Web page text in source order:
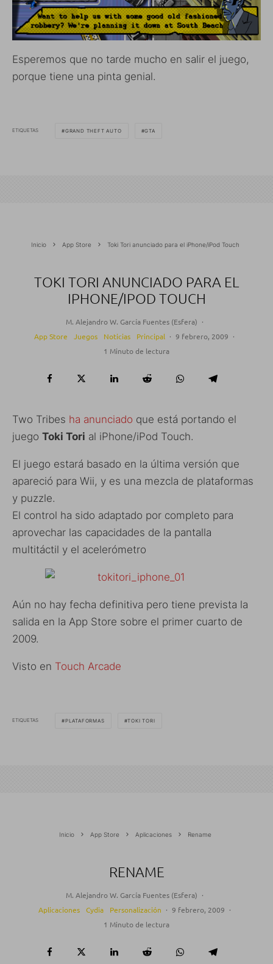
Esperemos que no tarde mucho en salir el juego,
porque tiene una pinta genial.
ETIQUETAS GRAND THEFT AUTO GTA
Inicio App Store Toki Tori anunciado para el iPhone/iPod Touch
TOKI TORI ANUNCIADO PARA EL
IPHONE/IPOD TOUCH
M. Alejandro W. García Fuentes (Esfera) ·
App Store
Juegos Noticias Principal · 9 febrero, 2009 ·
1 Minuto de lectura
Two Tribes ha anunciado que está portando el
juego Toki Tori al iPhone/iPod Touch.
El juego estará basado en la última versión que
apareció para Wii, y es una mezcla de plataformas
y puzzle.
El control ha sido adaptado por completo para
aprovechar las capacidades de la pantalla
multitáctil y el acelerómetro
Aún no hay fecha definitiva pero tiene prevista la
salida en la App Store sobre el primer cuarto de
2009.
Visto en Touch Arcade
ETIQUETAS PLATAFORMAS TOKI TORI
Inicio App Store Aplicaciones Rename
RENAME
M. Alejandro W. García Fuentes (Esfera) ·
Aplicaciones
Cydia Personalización · 9 febrero, 2009 ·
1 Minuto de lectura